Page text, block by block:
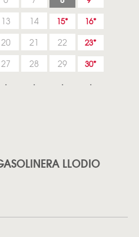
13 14 15 16
20 21 22 23
27 28 29 30
LLODIO